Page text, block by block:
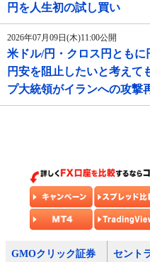
円を人生初の試し買い
2026年07月09日(木)11:00公開
米ドル/円・クロス円とも
円安を阻止したいと考えて
プ大統領がイランへの攻
GMOクリック証券
セント